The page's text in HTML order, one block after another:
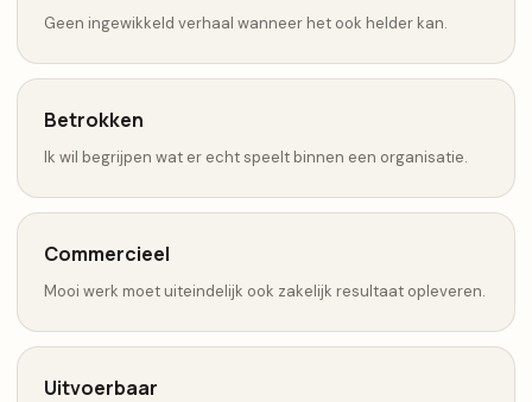
Geen ingewikkeld verhaal wanneer het ook helder kan.
Betrokken
Ik wil begrijpen wat er echt speelt binnen een organisatie.
Commercieel
Mooi werk moet uiteindelijk ook zakelijk resultaat opleveren.
Uitvoerbaar